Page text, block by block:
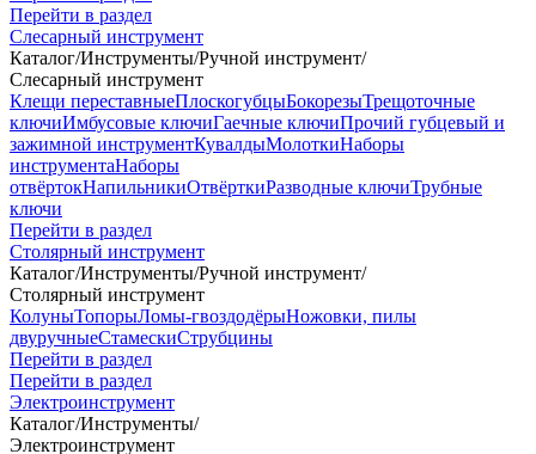
Перейти в раздел
Слесарный инструмент
Каталог/Инструменты/Ручной инструмент/
Слесарный инструмент
Клещи переставныеПлоскогубцыБокорезыТрещоточные
ключиИмбусовые ключиГаечные ключиПрочий губцевый и
зажимной инструментКувалдыМолоткиНаборы
инструментаНаборы
отвёртокНапильникиОтвёрткиРазводные ключиТрубные
ключи
Перейти в раздел
Столярный инструмент
Каталог/Инструменты/Ручной инструмент/
Столярный инструмент
КолуныТопорыЛомы-гвоздодёрыНожовки, пилы
двуручныеСтамескиСтрубцины
Перейти в раздел
Перейти в раздел
Электроинструмент
Каталог/Инструменты/
Электроинструмент